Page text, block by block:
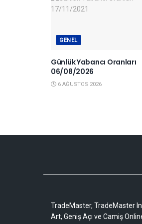
GENEL
Günlük Yabancı Oranları
06/08/2026
6 AĞUSTOS 2026
TradeMaster, TradeMaster
Art, Geniş Açı ve Camiş